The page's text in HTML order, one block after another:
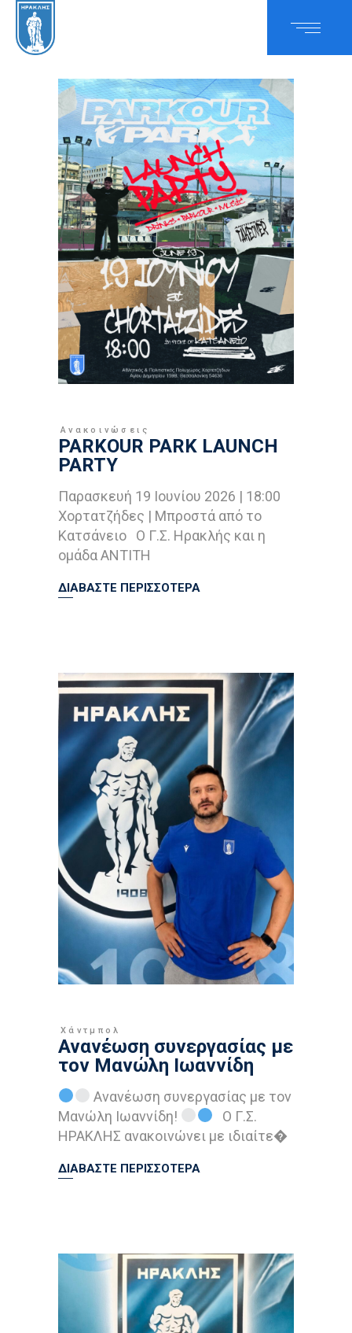
Ανακοινώσεις
PARKOUR PARK LAUNCH
PARTY
Παρασκευή 19 Ιουνίου 2026 | 18:00
Χορτατζήδες | Μπροστά από το
Κατσάνειο Ο Γ.Σ. Ηρακλής και η
ομάδα ANTITH
ΔΙΑΒΑΣΤΕ ΠΕΡΙΣΣΟΤΕΡΑ
Χάντμπολ
Ανανέωση συνεργασίας με
τον Μανώλη Ιωαννίδη
Ανανέωση συνεργασίας με τον
Μανώλη Ιωαννίδη!
Ο Γ.Σ.
ΗΡΑΚΛΗΣ ανακοινώνει με ιδιαίτε�
ΔΙΑΒΑΣΤΕ ΠΕΡΙΣΣΟΤΕΡΑ